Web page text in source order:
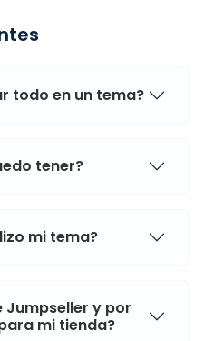
todo en un tema?
tener?
mi tema?
Jumpseller y por
mi tienda?